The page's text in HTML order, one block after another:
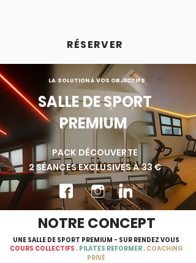
RÉSERVER
LA SOLUTIONÀ VOS OBJECTIFS
SALLE DE SPORT
PREMIUM
PACK DÉCOUVERTE
2 SÉANCES EXCLUSIVES À 33€
NOTRE CONCEPT
UNE SALLE DE SPORT PREMIUM - SUR RENDEZ VOUS
COURS COLLECTIFS • PILATES REFORMER • COACHING
PRIVÉ